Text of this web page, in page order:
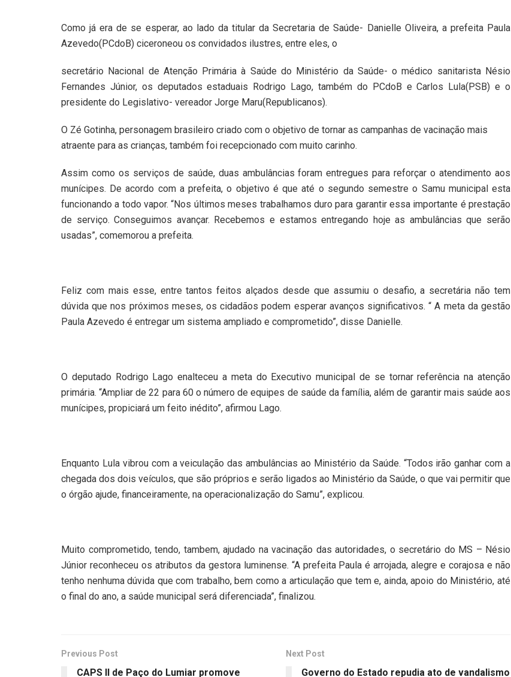
Como já era de se esperar, ao lado da titular da Secretaria de Saúde- Danielle Oliveira, a prefeita Paula
Azevedo(PCdoB) ciceroneou os convidados ilustres, entre eles, o
secretário Nacional de Atenção Primária à Saúde do Ministério da Saúde- o médico sanitarista Nésio
Fernandes Júnior, os deputados estaduais Rodrigo Lago, também do PCdoB e Carlos Lula(PSB) e o
presidente do Legislativo- vereador Jorge Maru(Republicanos).
O Zé Gotinha, personagem brasileiro criado com o objetivo de tornar as campanhas de vacinação mais
atraente para as crianças, também foi recepcionado com muito carinho.
Assim como os serviços de saúde, duas ambulâncias foram entregues para reforçar o atendimento aos
munícipes. De acordo com a prefeita, o objetivo é que até o segundo semestre o Samu municipal esta
funcionando a todo vapor. “Nos últimos meses trabalhamos duro para garantir essa importante é prestação
de serviço. Conseguimos avançar. Recebemos e estamos entregando hoje as ambulâncias que serão
usadas”, comemorou a prefeita.
Feliz com mais esse, entre tantos feitos alçados desde que assumiu o desafio, a secretária não tem
dúvida que nos próximos meses, os cidadãos podem esperar avanços significativos. “ A meta da gestão
Paula Azevedo é entregar um sistema ampliado e comprometido”, disse Danielle.
O deputado Rodrigo Lago enalteceu a meta do Executivo municipal de se tornar referência na atenção
primária. “Ampliar de 22 para 60 o número de equipes de saúde da família, além de garantir mais saúde aos
munícipes, propiciará um feito inédito”, afirmou Lago.
Enquanto Lula vibrou com a veiculação das ambulâncias ao Ministério da Saúde. “Todos irão ganhar com a
chegada dos dois veículos, que são próprios e serão ligados ao Ministério da Saúde, o que vai permitir que
o órgão ajude, financeiramente, na operacionalização do Samu”, explicou.
Muito comprometido, tendo, tambem, ajudado na vacinação das autoridades, o secretário do MS – Nésio
Júnior reconheceu os atributos da gestora luminense. “A prefeita Paula é arrojada, alegre e corajosa e não
tenho nenhuma dúvida que com trabalho, bem como a articulação que tem e, ainda, apoio do Ministério, até
o final do ano, a saúde municipal será diferenciada”, finalizou.
Previous Post
CAPS II de Paço do Lumiar promove
Next Post
Governo do Estado repudia ato de vandalismo